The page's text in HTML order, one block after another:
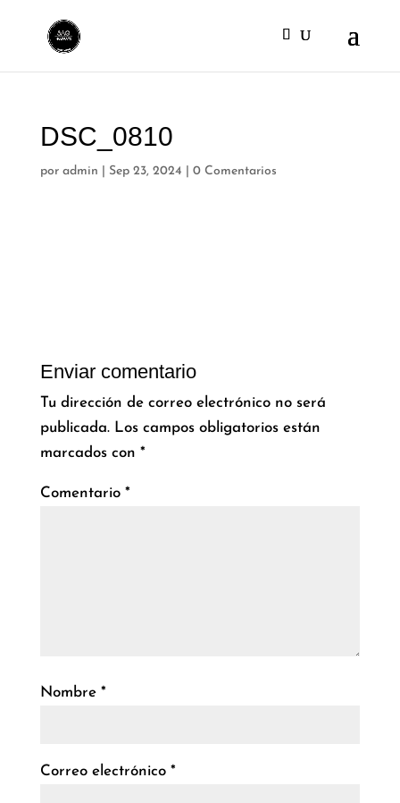
DSC_0810
por admin Sep 23, 2024 0 Comentarios
Enviar comentario
Tu dirección de correo electrónico no será
publicada. Los campos obligatorios están
marcados con *
Comentario *
Nombre *
Correo electrónico *